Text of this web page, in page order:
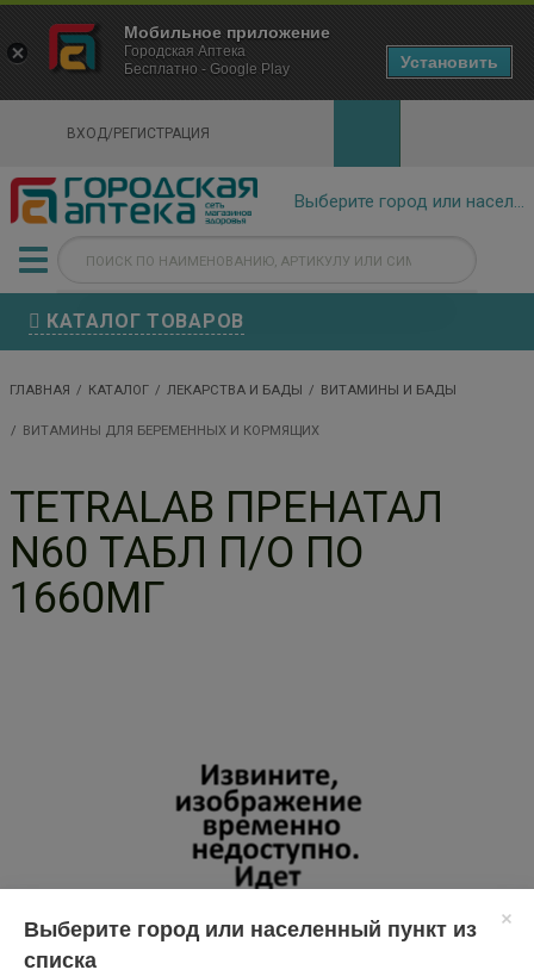
ВХОД/РЕГИСТРАЦИЯ
КАТАЛОГ ТОВАРОВ
ГЛАВНАЯ КАТАЛОГ ЛЕКАРСТВА И БАДЫ ВИТАМИНЫ И БАДЫ
ВИТАМИНЫ ДЛЯ БЕРЕМЕННЫХ И КОРМЯЩИХ
TETRALAB ПРЕНАТАЛ
N60 ТАБЛ П/О ПО
1660МГ
×
Городская Аптека Маркетплейс
- In Google Play
Выберите город или населенный пункт из
списка
Мобильное приложение
Городская Аптека
Бесплатно - Google Play
Установить